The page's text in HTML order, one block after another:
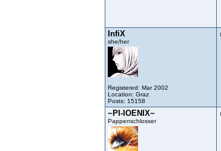
InfiX
she/her
Registered: Mar 2002
Location: Graz
Posts: 15158
~PI-IOENIX~
Pappenschlosser